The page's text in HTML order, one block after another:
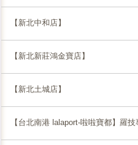
【新北中和店】
【新北新莊鴻金寶店】
【新北土城店】
【台北南港 lalaport-啦啦寶都】羅